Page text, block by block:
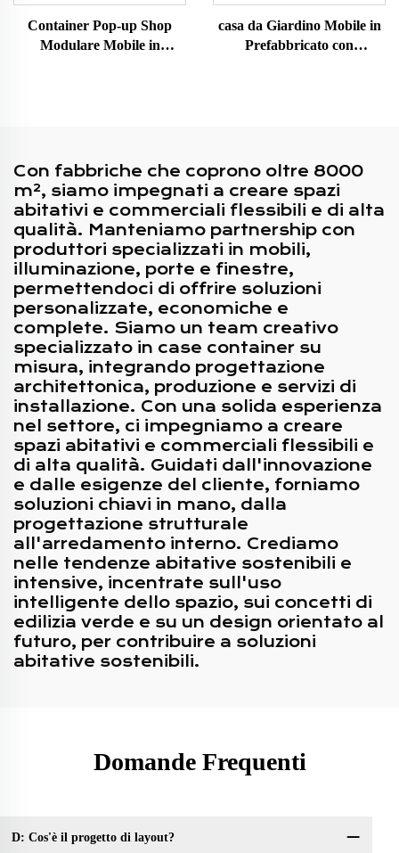
Container Pop-up Shop
Modulare Mobile in
casa da Giardino Mobile in
Prefabbricato con
Con fabbriche che coprono oltre 8000
m², siamo impegnati a creare spazi
abitativi e commerciali flessibili e di alta
qualità. Manteniamo partnership con
produttori specializzati in mobili,
illuminazione, porte e finestre,
permettendoci di offrire soluzioni
personalizzate, economiche e
complete. Siamo un team creativo
specializzato in case container su
misura, integrando progettazione
architettonica, produzione e servizi di
installazione. Con una solida esperienza
nel settore, ci impegniamo a creare
spazi abitativi e commerciali flessibili e
di alta qualità. Guidati dall'innovazione
e dalle esigenze del cliente, forniamo
soluzioni chiavi in mano, dalla
progettazione strutturale
all'arredamento interno. Crediamo
nelle tendenze abitative sostenibili e
intensive, incentrate sull'uso
intelligente dello spazio, sui concetti di
edilizia verde e su un design orientato al
futuro, per contribuire a soluzioni
abitative sostenibili.
Domande Frequenti
D: Cos'è il progetto di layout?